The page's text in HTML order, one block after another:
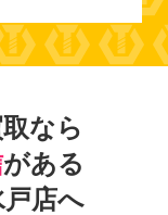
なら
がある
店へ